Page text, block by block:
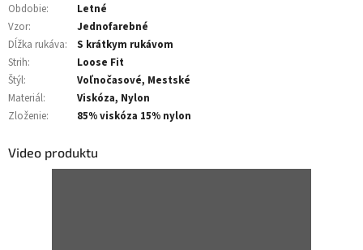
Obdobie:
Letné
Vzor:
Jednofarebné
Dĺžka rukáva:
S krátkym rukávom
Strih:
Loose Fit
Štýl:
Voľnočasové, Mestské
Materiál:
Viskóza, Nylon
Zloženie: 85% viskóza 15% nylon
Video produktu